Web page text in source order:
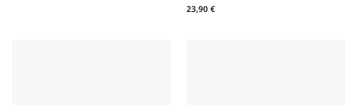
Note
23,90 €